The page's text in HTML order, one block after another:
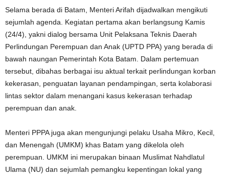
Selama berada di Batam, Menteri Arifah dijadwalkan mengikuti
sejumlah agenda. Kegiatan pertama akan berlangsung Kamis
(24/4), yakni dialog bersama Unit Pelaksana Teknis Daerah
Perlindungan Perempuan dan Anak (UPTD PPA) yang berada di
bawah naungan Pemerintah Kota Batam. Dalam pertemuan
tersebut, dibahas berbagai isu aktual terkait perlindungan korban
kekerasan, penguatan layanan pendampingan, serta kolaborasi
lintas sektor dalam menangani kasus kekerasan terhadap
perempuan dan anak.
Menteri PPPA juga akan mengunjungi pelaku Usaha Mikro, Kecil,
dan Menengah (UMKM) khas Batam yang dikelola oleh
perempuan. UMKM ini merupakan binaan Muslimat Nahdlatul
Ulama (NU) dan sejumlah pemangku kepentingan lokal yang